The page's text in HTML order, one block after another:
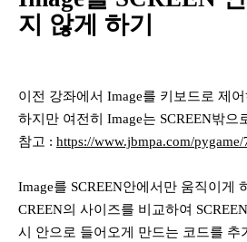
지 않게 하기
이전 강좌에서 Image를 키보드로 제
하지만 여전히 Image는 SCREEN밖으
참고 : https://www.jbmpa.com/pygame/
Image를 SCREEN안에서만 움직이게
CREEN의 사이즈를 비교하여
시 안으로 들어오게 만드는 코드를 추